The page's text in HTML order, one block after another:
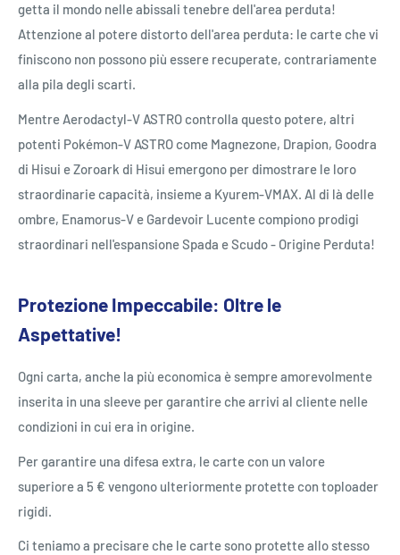
getta il mondo nelle abissali tenebre dell'area perduta!
Attenzione al potere distorto dell'area perduta: le carte che vi
finiscono non possono più essere recuperate, contrariamente
alla pila degli scarti.
Mentre Aerodactyl-V ASTRO controlla questo potere, altri
potenti Pokémon-V ASTRO come Magnezone, Drapion, Goodra
di Hisui e Zoroark di Hisui emergono per dimostrare le loro
straordinarie capacità, insieme a Kyurem-VMAX. Al di là delle
ombre, Enamorus-V e Gardevoir Lucente compiono prodigi
straordinari nell'espansione Spada e Scudo - Origine Perduta!
Protezione Impeccabile: Oltre le
Aspettative!
Ogni carta, anche la più economica è sempre amorevolmente
inserita in una sleeve per garantire che arrivi al cliente nelle
condizioni in cui era in origine.
Per garantire una difesa extra, le carte con un valore
superiore a 5 € vengono ulteriormente protette con toploader
rigidi.
Ci teniamo a precisare che le carte sono protette allo stesso